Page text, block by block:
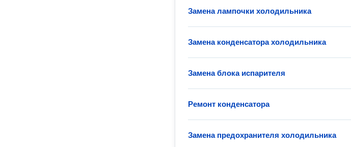
Замена лампочки холодильника
Замена конденсатора холодильника
Замена блока испарителя
Ремонт конденсатора
Замена предохранителя холодильника